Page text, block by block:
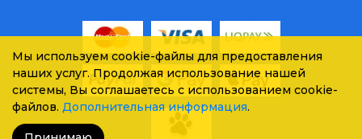
Мы используем cookie-файлы для предоставления
наших услуг. Продолжая использование нашей
системы, Вы соглашаетесь с использованием cookie-
файлов. Дополнительная информация.